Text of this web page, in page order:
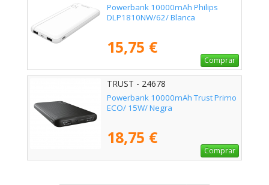
Powerbank 10000mAh Philips
DLP1810NW/62/ Blanca
15,75 €
Comprar
TRUST - 24678
Powerbank 10000mAh Trust Primo
ECO/ 15W/ Negra
18,75 €
Comprar